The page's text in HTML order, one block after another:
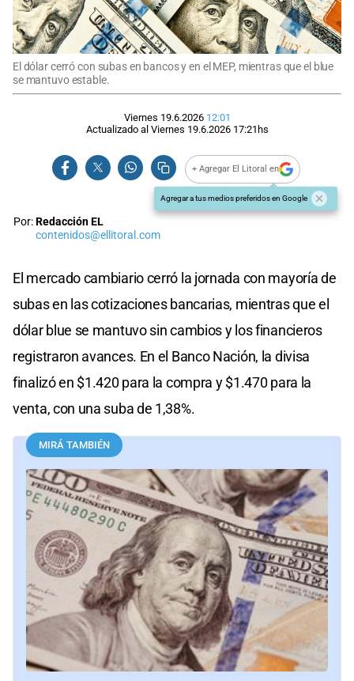
El dólar cerró con subas en bancos y en el MEP, mientras que el blue
se mantuvo estable.
Viernes 19.6.2026 12:01
Actualizado al Viernes 19.6.2026 17:21hs
+ Agregar El Litoral en
Agregar a tus medios preferidos en Google
Por:Redacción EL
contenidos@ellitoral.com
El mercado cambiario cerró la jornada con mayoría de
subas en las cotizaciones bancarias, mientras que el
dólar blue se mantuvo sin cambios y los financieros
registraron avances. En el Banco Nación, la divisa
finalizó en $1.420 para la compra y $1.470 para la
venta, con una suba de 1,38%.
MIRÁ TAMBIÉN